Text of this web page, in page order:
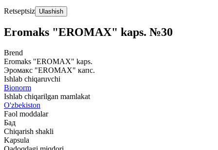
Retseptsiz Ulashish
Eromaks "EROMAX" kaps. №30
Brend
Eromaks "EROMAX" kaps.
Эромакс "EROMAX" капс.
Ishlab chiqaruvchi
Bionorm
Ishlab chiqarilgan mamlakat
O'zbekiston
Faol moddalar
Бад
Chiqarish shakli
Kapsula